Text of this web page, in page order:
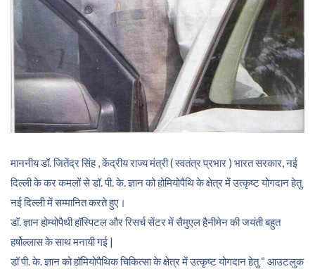
माननीय डॉ. जितेंद्र सिंह , केंद्रीय राज्य मंत्री ( स्वतंत्र प्रभार ) भारत सरकार, नई
दिल्ली के कर कमलों से डॉ. पी. के. ज्ञान को होमियोपैथि के क्षेत्र में उत्कृष्ट योगदान हेतु
नई दिल्ली में सम्मानित करते हुए।
डॉ. ज्ञान होम्योपैथी हॉस्पिटल और रिसर्च सेंटर में सैमुएल हैनीमेन की जयंती बहुत
हर्षोल्लास के साथ मनायी गई |
डॉ पी. के. ज्ञान को हॉमियोपैथिक चिकित्सा के क्षेत्र में उत्कृष्ट योगदान हेतु “ आउटलुक